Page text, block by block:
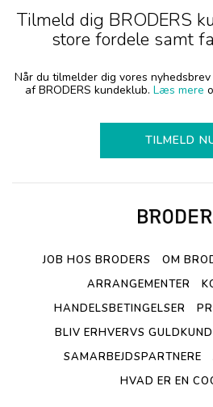
Tilmeld dig BRODERS
store fordele samt
Når du tilmelder dig vores
af BRODERS kundeklub. Læs mere
TILMELD
JOB HOS BRODERS OM
ARRANGEMENTER
HANDELSBETINGELSER
BLIV ERHVERVS
SAMARBEJDSPARTNERE
HVAD ER EN